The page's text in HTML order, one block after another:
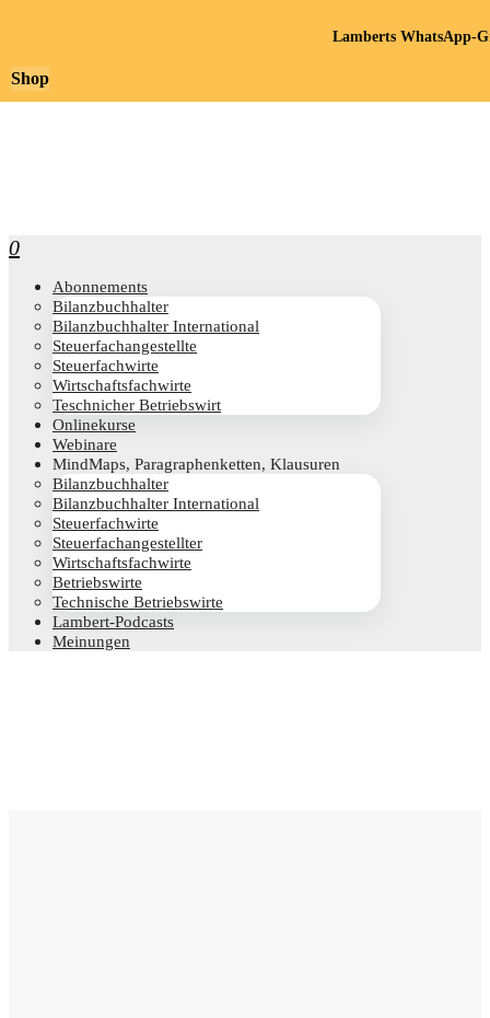
0
Abon­ne­ments
Bilanz­buch­hal­ter
Bilanz­buch­hal­ter International
Steu­er­fach­an­ge­stell­te
Steu­er­fach­wir­te
Wirt­schafts­fach­wir­te
Teschni­cher Betriebswirt
Online­kur­se
Web­i­na­re
Mind­Maps, Para­gra­phen­ket­ten, Klausuren
Bilanz­buch­hal­ter
Bilanz­buch­hal­ter International
Steu­er­fach­wir­te
Steu­er­fach­an­ge­stell­ter
Wirt­schafts­fach­wir­te
Betriebs­wir­te
Tech­ni­sche Betriebswirte
Lam­­bert-Pod­­casts
Mei­nun­gen
Shop
Lamberts WhatsApp-